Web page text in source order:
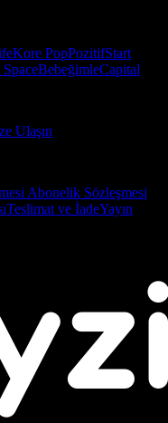
Kore PopPozitifStart
BebeğimleCapital
Ulaşın
Abonelik Sözleşmesi
Teslimat ve İadeYayın